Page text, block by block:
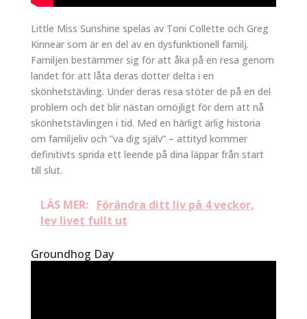
Little Miss Sunshine spelas av Toni Collette och Greg
Kinnear som är en del av en dysfunktionell familj.
Familjen bestämmer sig för att åka på en resa genom
landet för att låta deras dotter delta i en
skönhetstävling. Under deras resa stöter de på en del
problem och det blir nästan omöjligt för dem att nå
skönhetstävlingen i tid. Med en härligt ärlig historia
om familjeliv och ”va dig själv” – attityd kommer
definitivts sprida ett leende på dina läppar från start
till slut.
LÄS MER: Förändra ditt liv på 4 veckor,
lev livet fullt ut
Groundhog Day